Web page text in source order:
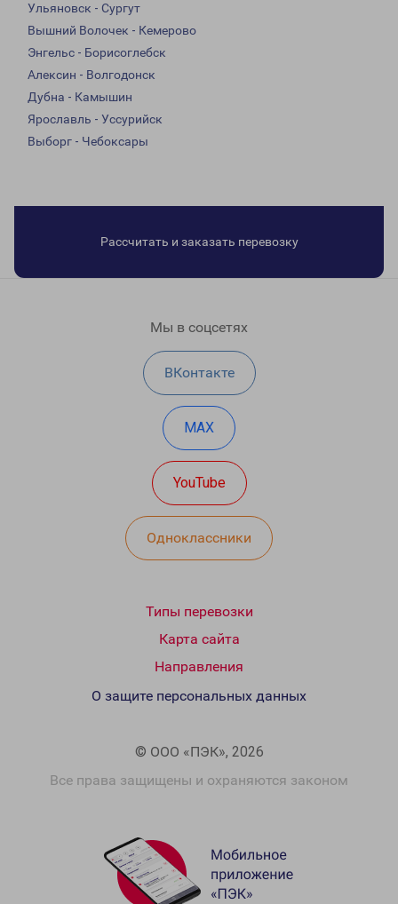
Ульяновск - Сургут
Вышний Волочек - Кемерово
Энгельс - Борисоглебск
Алексин - Волгодонск
Дубна - Камышин
Ярославль - Уссурийск
Выборг - Чебоксары
Рассчитать и заказать перевозку
Мы в соцсетях
ВКонтакте
MAX
YouTube
Одноклассники
Типы перевозки
Карта сайта
Направления
© ООО «ПЭК», 2026
Все права защищены и охраняются законом
О защите персональных данных